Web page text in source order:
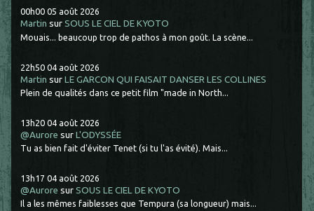
00h00 05 août 2026
Martin surSOUS LE CIEL DE KYOTO
Mouais... beaucoup trop de pathos à mon goût. La scène...
22h50 04 août 2026
Martin surLE GARCON QUI FAISAIT DANSER LES COLLINES
Plein de qualités dans ce petit film "made in North...
13h20 04 août 2026
@Aurore surL'ODYSSÉE
Tu as bien fait d'éviter Tenet (si tu l'as évité). Mais...
13h17 04 août 2026
@Aurore surSOUS LE CIEL DE KYOTO
Il a les mêmes faiblesses que Tempura (sa longueur) mais...